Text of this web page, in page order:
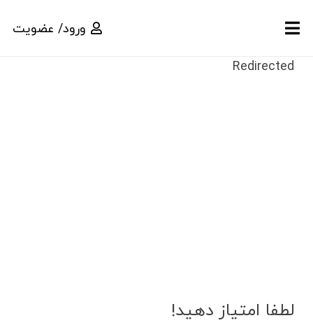
ورود/ عضویت
Redirected
لطفا امتیاز دهید!